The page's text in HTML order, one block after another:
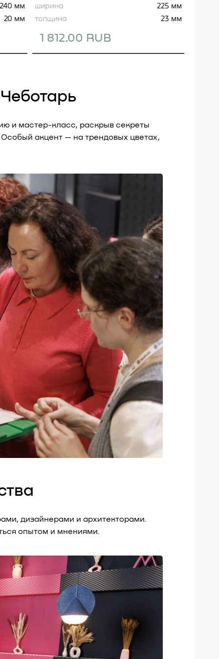
240 мм
20 мм
1 812.00 RUB
ширина
225 мм
толщина
23 мм
и мастер-класс, раскрыв секреты
акцент — на трендовых цветах,
дизайнерами и архитекторами.
опытом и мнениями.